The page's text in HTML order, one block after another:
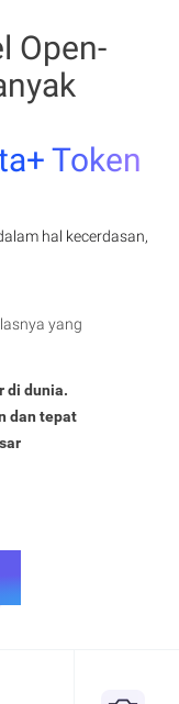
Open-
Token
hal kecerdasan,
yang
di dunia.
dan tepat